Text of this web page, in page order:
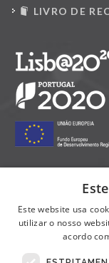
LIVRO DE
Este website usa
utilizar o nosso
acordo